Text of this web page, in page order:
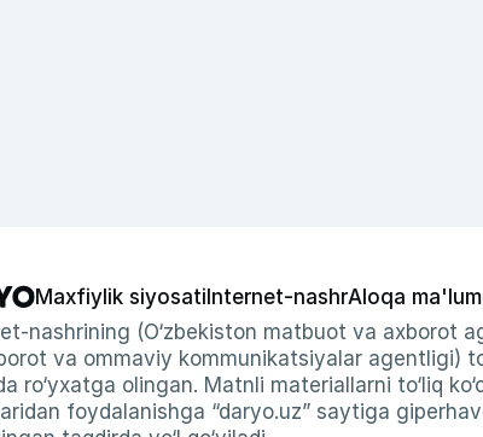
Maxfiylik siyosati Internet-nashrAloqa
nashrining (O‘zbekiston matbuot va axborot
va ommaviy kommunikatsiyalar agentligi)
ro‘yxatga olingan. Matnli materiallarni to‘liq
foydalanishga “daryo.uz” saytiga